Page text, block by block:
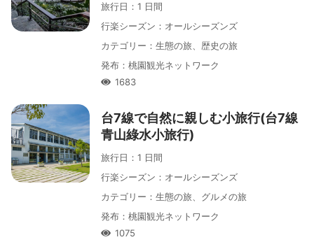
旅行日 ： 1 日間
行楽シーズン ： オールシーズンズ
カテゴリー ： 生態の旅、歴史の旅
発布 ： 桃園観光ネットワーク
人氣1683
台7線で自然に親しむ小旅行(台7線
青山綠水小旅行)
旅行日 ： 1 日間
行楽シーズン ： オールシーズンズ
カテゴリー ： 生態の旅、グルメの旅
発布 ： 桃園観光ネットワーク
人氣1075